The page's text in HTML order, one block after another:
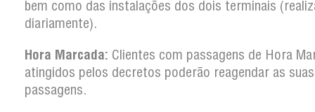
bem como das instalações dos dois terminais
diariamente).
Hora Marcada: Clientes com passagens de Hora
atingidos pelos decretos poderão reagendar as suas
passagens.